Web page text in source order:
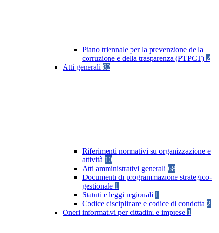
Piano triennale per la prevenzione della
corruzione e della trasparenza (PTPCT) 2
Atti generali 82
Riferimenti normativi su organizzazione e
attività 10
Atti amministrativi generali 68
Documenti di programmazione strategico-
gestionale 1
Statuti e leggi regionali 1
Codice disciplinare e codice di condotta 2
Oneri informativi per cittadini e imprese 1